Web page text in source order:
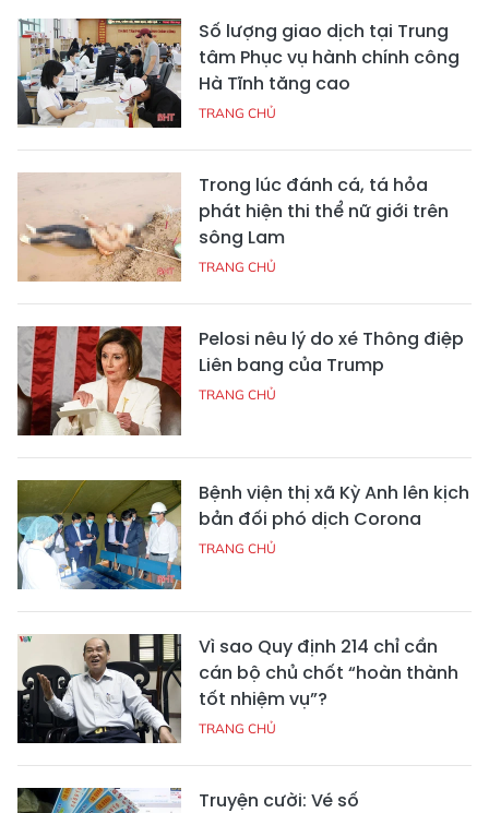
Số lượng giao dịch tại Trung
tâm Phục vụ hành chính công
Hà Tĩnh tăng cao
TRANG CHỦ
Trong lúc đánh cá, tá hỏa
phát hiện thi thể nữ giới trên
sông Lam
TRANG CHỦ
Pelosi nêu lý do xé Thông điệp
Liên bang của Trump
TRANG CHỦ
Bệnh viện thị xã Kỳ Anh lên kịch
bản đối phó dịch Corona
TRANG CHỦ
Vì sao Quy định 214 chỉ cần
cán bộ chủ chốt “hoàn thành
tốt nhiệm vụ”?
TRANG CHỦ
Truyện cười: Vé số